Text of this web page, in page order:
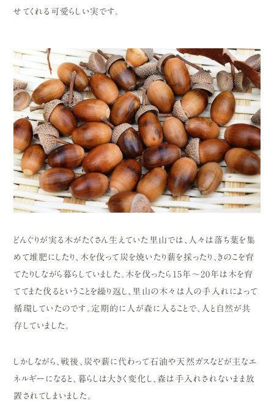
せてくれる可愛らしい実です。
どんぐりが実る木がたくさん生えていた里山では、人々は落ち葉を集
めて堆肥にしたり、木を伐って炭を焼いたり薪を採ったり、きのこを育
てたりしながら暮らしていました。木を伐ったら15年～20年は木を育
ててまた伐るということを繰り返し、里山の木々は人の手入れによって
循環していたのです。定期的に人が森に入ることで、人と自然が共
存していました。
しかしながら、戦後、炭や薪に代わって石油や天然ガスなどが主なエ
ネルギーになると、暮らしは大きく変化し、森は手入れされないまま放
置されてしまいました。